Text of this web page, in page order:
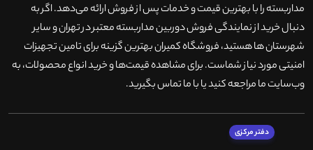
مداربسته را با بهترین قیمت و خدمات پس از فروش ارائه می‌دهد. اگر به
دنبال خرید از نمایندگی فروش دوربین مداربسته معتبر در تهران و سایر
شهرستان ها هستید، فروشگاه کمیران بهترین گزینه برای تامین تجهیزات
امنیتی مورد نیاز شماست. برای مشاهده قیمت‌ها و خرید انواع محصولات، به
وب‌سایت ما مراجعه کنید یا با ما تماس بگیرید.
دفتر مرکزی